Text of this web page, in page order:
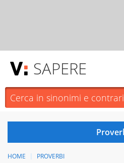
SAPERE
HOME PROVERBI